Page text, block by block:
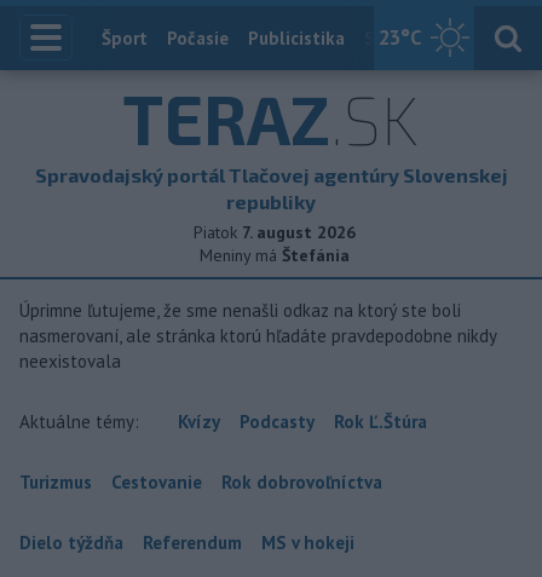
23°C
Index
Šport Počasie Publicistika Slovensko
TERAZ.SK
Spravodajský portál Tlačovej agentúry Slovenskej
republiky
Piatok 7. august 2026
Meniny má Štefánia
Úprimne ľutujeme, že sme nenašli odkaz na ktorý ste boli
nasmerovaní, ale stránka ktorú hľadáte pravdepodobne nikdy
neexistovala
Aktuálne témy: Kvízy Podcasty Rok Ľ.Štúra
Turizmus Cestovanie Rok dobrovoľníctva
Dielo týždňa Referendum MS v hokeji